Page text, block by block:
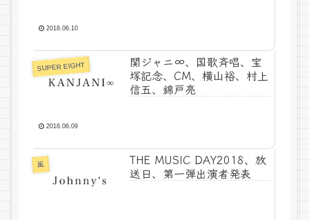
2018.06.10
SUPER EIGHT
関ジャニ∞、国歌斉唱、宝
塚記念、CM、横山裕、村上
信五、錦戸亮
2018.06.09
嵐
THE MUSIC DAY2018、放
送日、第一弾出演者発表